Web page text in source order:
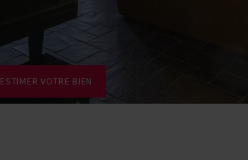
ESTIMER VOTRE BIEN